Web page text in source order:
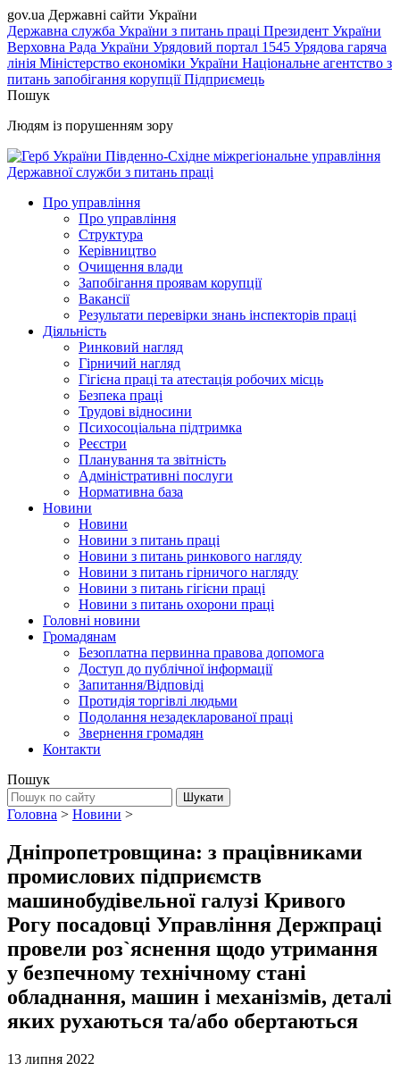
gov.ua Державні сайти України
Державна служба України з питань праці Президент України
Верховна Рада України Урядовий портал 1545 Урядова гаряча
лінія Міністерство економіки України Національне агентство з
питань запобігання корупціїПідприємець
Пошук
Людям із порушенням зору
Південно-Східне міжрегіональне управління
Державної служби з питань праці
Про управління
Про управління
Структура
Керівництво
Очищення влади
Запобігання проявам корупції
Вакансії
Результати перевірки знань інспекторів праці
Діяльність
Ринковий нагляд
Гірничий нагляд
Гігієна праці та атестація робочих місць
Безпека праці
Трудові відносини
Психосоціальна підтримка
Реєстри
Планування та звітність
Адміністративні послуги
Нормативна база
Новини
Новини
Новини з питань праці
Новини з питань ринкового нагляду
Новини з питань гірничого нагляду
Новини з питань гігієни праці
Новини з питань охорони праці
Головні новини
Громадянам
Безоплатна первинна правова допомога
Доступ до публічної інформації
Запитання/Відповіді
Протидія торгівлі людьми
Подолання незадекларованої праці
Звернення громадян
Контакти
Пошук
Головна > Новини >
Дніпропетровщина: з працівниками
промислових підприємств
машинобудівельної галузі Кривого
Рогу посадовці Управління Держпраці
провели роз`яснення щодо утримання
у безпечному технічному стані
обладнання, машин і механізмів, деталі
яких рухаються та/або обертаються
13 липня 2022